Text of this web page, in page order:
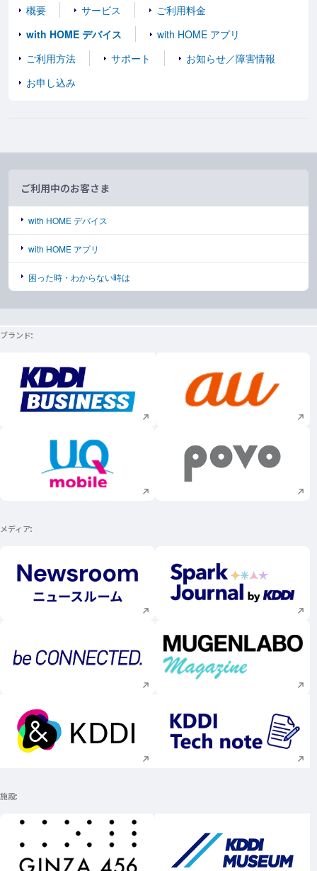
概要 サービス
ご利用料金
with HOME デバイス
with HOME アプリ
ご利用方法
サポート
お知らせ／障害情報
お申し込み
ご利用中のお客さま
with HOME デバイス
with HOME アプリ
困った時・わからない時は
ブランド
新規ウィンドウで開く 新規ウィンドウで
新規ウィンドウで開く 新規ウィンドウで
メディア
新規ウィンドウで開く 新規ウィンドウで
新規ウィンドウで開く 新規ウィンドウで
新規ウィンドウで開く 新規ウィンドウで
施設
新規ウィンドウで開く 新規ウィンドウで